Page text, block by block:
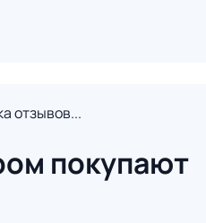
отзывов...
покупают